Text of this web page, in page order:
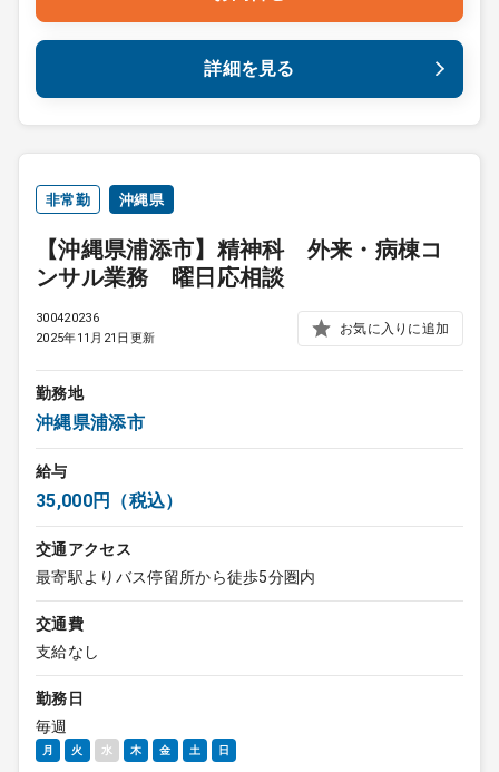
詳細を見る
非常勤 沖縄県
【沖縄県浦添市】精神科 外来・病棟コ
ンサル業務 曜日応相談
300420236
2025年11月21日更新
お気に入りに追加
勤務地
沖縄県浦添市
給与
35,000円（税込）
交通アクセス
最寄駅よりバス停留所から徒歩5分圏内
交通費
支給なし
勤務日
毎週
月 火 水 木 金 土 日